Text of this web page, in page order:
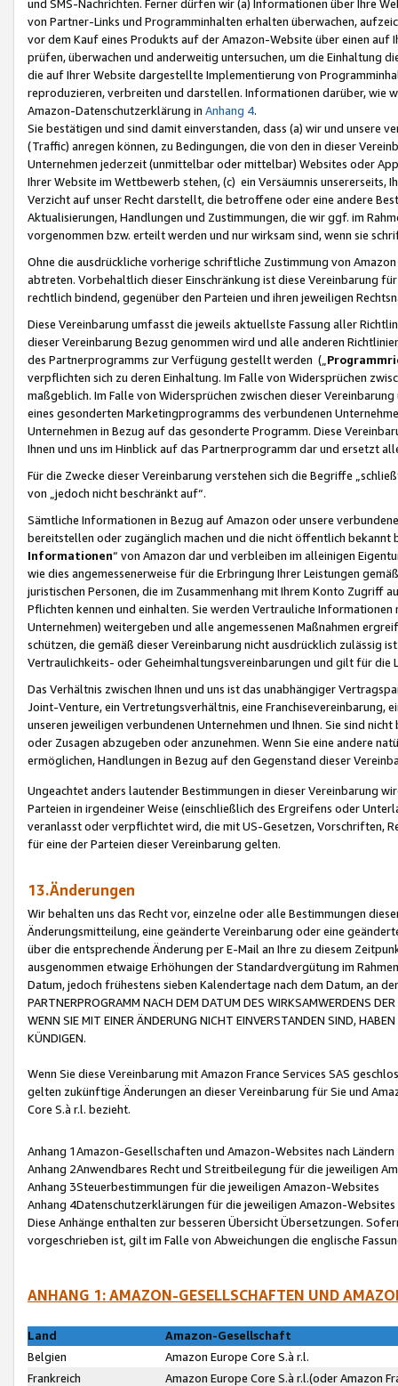
und SMS-Nachrichten. Ferner dürfen wir (a) Informationen über Ihre
von Partner-Links und Programminhalten erhalten überwachen,
vor dem Kauf eines Produkts auf der Amazon-Website über einen
prüfen, überwachen und anderweitig untersuchen, um die Einhaltung
die auf Ihrer Website dargestellte Implementierung von
reproduzieren, verbreiten und darstellen. Informationen darüber, wie
Amazon-Datenschutzerklärung in Anhang 4.
Sie bestätigen und sind damit einverstanden, dass (a) wir und
(Traffic) anregen können, zu Bedingungen, die von den in dieser
Unternehmen jederzeit (unmittelbar oder mittelbar) Websites oder
Ihrer Website im Wettbewerb stehen, (c) ein Versäumnis unsererseits,
Verzicht auf unser Recht darstellt, die betroffene oder eine andere
Aktualisierungen, Handlungen und Zustimmungen, die wir ggf. im
vorgenommen bzw. erteilt werden und nur wirksam sind, wenn sie
Ohne die ausdrückliche vorherige schriftliche Zustimmung von
abtreten. Vorbehaltlich dieser Einschränkung ist diese Vereinbarung
rechtlich bindend, gegenüber den Parteien und ihren jeweiligen
Diese Vereinbarung umfasst die jeweils aktuellste Fassung aller
dieser Vereinbarung Bezug genommen wird und alle anderen
des Partnerprogramms zur Verfügung gestellt werden („
verpflichten sich zu deren Einhaltung. Im Falle von Widersprüchen
maßgeblich. Im Falle von Widersprüchen zwischen dieser
eines gesonderten Marketingprogramms des verbundenen
Unternehmen in Bezug auf das gesonderte Programm. Diese
Ihnen und uns im Hinblick auf das Partnerprogramm dar und ersetzt
Für die Zwecke dieser Vereinbarung verstehen sich die Begriffe
von „jedoch nicht beschränkt auf“.
Sämtliche Informationen in Bezug auf Amazon oder unsere
bereitstellen oder zugänglich machen und die nicht öffentlich
Informationen“ von Amazon dar und verbleiben im alleinigen
wie dies angemessenerweise für die Erbringung Ihrer Leistungen
juristischen Personen, die im Zusammenhang mit Ihrem Konto
Pflichten kennen und einhalten. Sie werden Vertrauliche
Unternehmen) weitergeben und alle angemessenen Maßnahmen
schützen, die gemäß dieser Vereinbarung nicht ausdrücklich zulässig
Vertraulichkeits- oder Geheimhaltungsvereinbarungen und gilt für die
Das Verhältnis zwischen Ihnen und uns ist das unabhängiger
Joint-Venture, ein Vertretungsverhältnis, eine Franchisevereinbarung,
unseren jeweiligen verbundenen Unternehmen und Ihnen. Sie sind
oder Zusagen abzugeben oder anzunehmen. Wenn Sie eine andere
ermöglichen, Handlungen in Bezug auf den Gegenstand dieser
Ungeachtet anders lautender Bestimmungen in dieser Vereinbarung
Parteien in irgendeiner Weise (einschließlich des Ergreifens oder
veranlasst oder verpflichtet wird, die mit US-Gesetzen, Vorschriften,
für eine der Parteien dieser Vereinbarung gelten.
13.Änderungen
Wir behalten uns das Recht vor, einzelne oder alle Bestimmungen
Änderungsmitteilung, eine geänderte Vereinbarung oder eine
über die entsprechende Änderung per E-Mail an Ihre zu diesem
ausgenommen etwaige Erhöhungen der Standardvergütung im
Datum, jedoch frühestens sieben Kalendertage nach dem Datum, an
PARTNERPROGRAMM NACH DEM DATUM DES WIRKSAMWERDENS
WENN SIE MIT EINER ÄNDERUNG NICHT EINVERSTANDEN SIND,
KÜNDIGEN.
Wenn Sie diese Vereinbarung mit Amazon France Services SAS
gelten zukünftige Änderungen an dieser Vereinbarung für Sie und
Core S.à r.l. bezieht.
Anhang 1Amazon-Gesellschaften und Amazon-Websites nach Ländern
Anhang 2Anwendbares Recht und Streitbeilegung für die jeweiligen
Anhang 3Steuerbestimmungen für die jeweiligen Amazon-Websites
Anhang 4Datenschutzerklärungen für die jeweiligen Amazon-Websites
Diese Anhänge enthalten zur besseren Übersicht Übersetzungen.
vorgeschrieben ist, gilt im Falle von Abweichungen die englische
ANHANG 1: AMAZON-GESELLSCHAFTEN UND
Land
Amazon-Gesellschaft
Belgien
Amazon Europe Core S.à r.l.
Frankreich
Amazon Europe Core S.à r.l.(oder Amazon